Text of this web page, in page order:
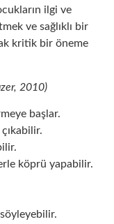
ilgi ve
ve sağlıklı bir
kritik bir öneme
2010)
başlar.
köprü yapabilir.
söyleyebilir.